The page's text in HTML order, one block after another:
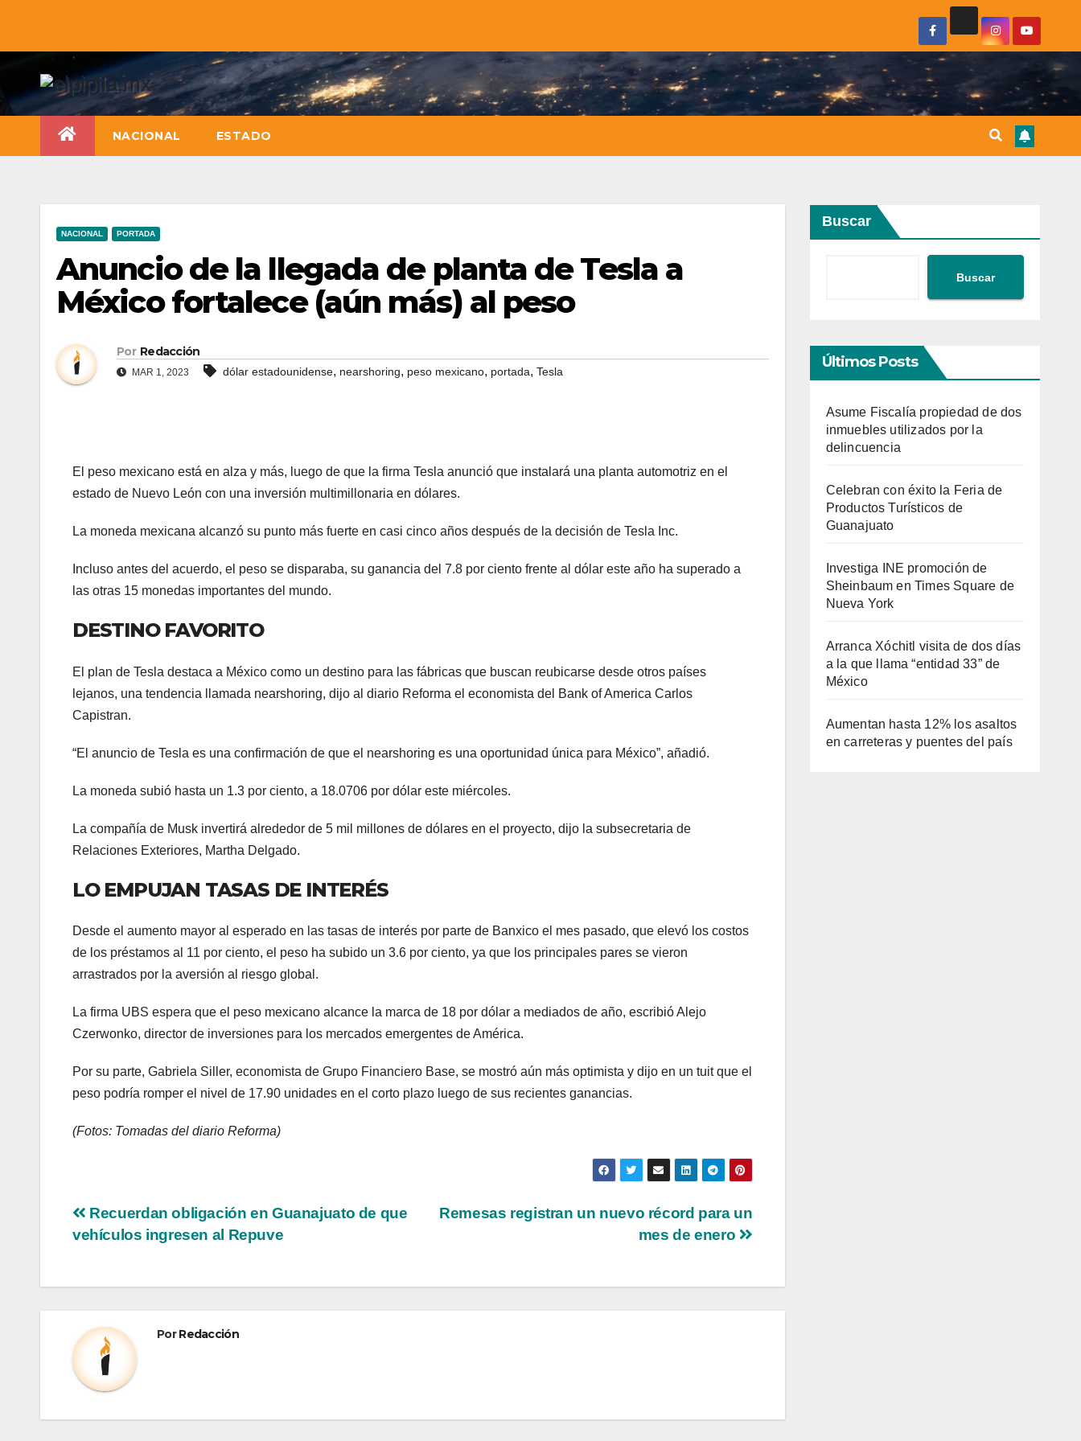
NACIONAL ESTADO
NACIONAL PORTADA
Anuncio de la llegada de planta de Tesla a
México fortalece (aún más) al peso
Por Redacción
MAR 1, 2023 dólar estadounidense, nearshoring, peso mexicano, portada, Tesla
El peso mexicano está en alza y más, luego de que la firma Tesla anunció que instalará una planta automotriz en el
estado de Nuevo León con una inversión multimillonaria en dólares.
La moneda mexicana alcanzó su punto más fuerte en casi cinco años después de la decisión de Tesla Inc.
Incluso antes del acuerdo, el peso se disparaba, su ganancia del 7.8 por ciento frente al dólar este año ha superado a
las otras 15 monedas importantes del mundo.
DESTINO FAVORITO
El plan de Tesla destaca a México como un destino para las fábricas que buscan reubicarse desde otros países
lejanos, una tendencia llamada nearshoring, dijo al diario Reforma el economista del Bank of America Carlos
Capistran.
“El anuncio de Tesla es una confirmación de que el nearshoring es una oportunidad única para México”, añadió.
La moneda subió hasta un 1.3 por ciento, a 18.0706 por dólar este miércoles.
La compañía de Musk invertirá alrededor de 5 mil millones de dólares en el proyecto, dijo la subsecretaria de
Relaciones Exteriores, Martha Delgado.
LO EMPUJAN TASAS DE INTERÉS
Desde el aumento mayor al esperado en las tasas de interés por parte de Banxico el mes pasado, que elevó los costos
de los préstamos al 11 por ciento, el peso ha subido un 3.6 por ciento, ya que los principales pares se vieron
arrastrados por la aversión al riesgo global.
La firma UBS espera que el peso mexicano alcance la marca de 18 por dólar a mediados de año, escribió Alejo
Czerwonko, director de inversiones para los mercados emergentes de América.
Por su parte, Gabriela Siller, economista de Grupo Financiero Base, se mostró aún más optimista y dijo en un tuit que el
peso podría romper el nivel de 17.90 unidades en el corto plazo luego de sus recientes ganancias.
(Fotos: Tomadas del diario Reforma)
Remesas registran un nuevo récord para un
mes de enero
Recuerdan obligación en Guanajuato de que
vehículos ingresen al Repuve
PorRedacción
Buscar
Buscar
Últimos Posts
Asume Fiscalía propiedad de dos
inmuebles utilizados por la
delincuencia
Celebran con éxito la Feria de
Productos Turísticos de
Guanajuato
Investiga INE promoción de
Sheinbaum en Times Square de
Nueva York
Arranca Xóchitl visita de dos días
a la que llama “entidad 33” de
México
Aumentan hasta 12% los asaltos
en carreteras y puentes del país